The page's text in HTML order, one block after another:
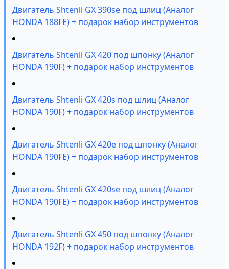
Двигатель Shtenli GX 390sе под шлиц (Аналог
HONDA 188FE) + подарок набор инструментов
Двигатель Shtenli GX 420 под шпонку (Аналог
HONDA 190F) + подарок набор инструментов
Двигатель Shtenli GX 420s под шлиц (Аналог
HONDA 190F) + подарок набор инструментов
Двигатель Shtenli GX 420е под шпонку (Аналог
HONDA 190FE) + подарок набор инструментов
Двигатель Shtenli GX 420sе под шлиц (Аналог
HONDA 190FE) + подарок набор инструментов
Двигатель Shtenli GX 450 под шпонку (Аналог
HONDA 192F) + подарок набор инструментов